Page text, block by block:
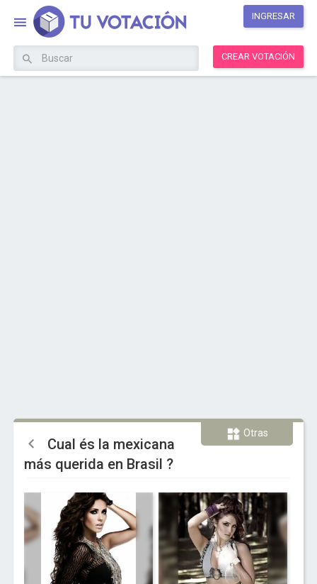
INGRESAR
CREAR VOTACIÓN
Otras
Cual és la mexicana
más querida en Brasil ?